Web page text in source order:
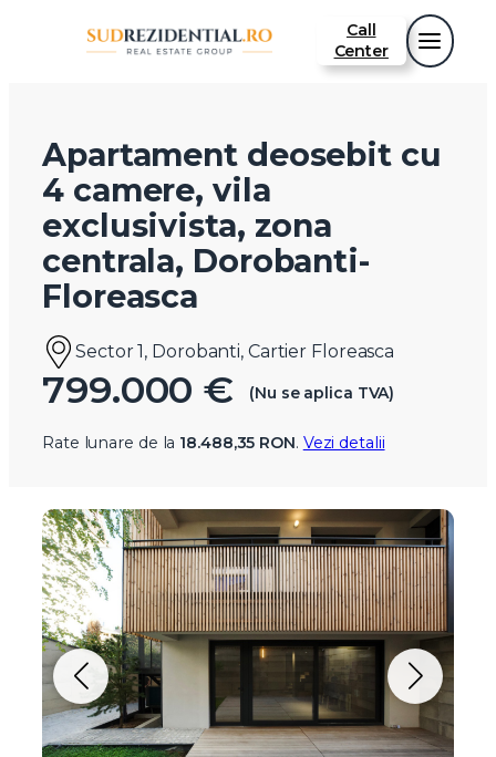
Call
Center
Apartament deosebit cu
4 camere, vila
exclusivista, zona
centrala, Dorobanti-
Floreasca
Sector 1, Dorobanti, Cartier Floreasca
799.000 € (Nu se aplica TVA)
Rate lunare de la 18.488,35 RON. Vezi detalii